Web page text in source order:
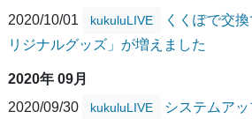
2020/10/01
kukuluLIVE
くくぽで交
リジナルグッズ」が増えました
2020年 09月
2020/09/30
kukuluLIVE システムア